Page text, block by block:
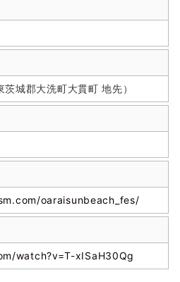
城郡大洗町大貫町 地先）
oaraisunbeach_fes/
watch?v=T-xISaH30Qg